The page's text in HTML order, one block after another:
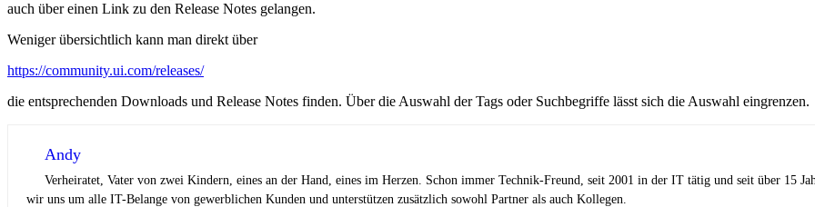
auch über einen Link zu den Release Notes gelangen.
Weniger übersichtlich kann man direkt über
https://community.ui.com/releases/
die entsprechenden Downloads und Release Notes finden. Über die Auswahl der Tags oder Suchbegriffe lässt sich die Auswahl eingrenzen.
Andy
Verheiratet, Vater von zwei Kindern, eines an der Hand, eines im Herzen. Schon immer Technik-Freund, seit 2001 in der IT tätig und seit über 15
wir uns um alle IT-Belange von gewerblichen Kunden und unterstützen zusätzlich sowohl Partner als auch Kollegen.